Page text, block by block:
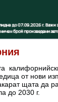
от нови
щата да
до 2030 г.